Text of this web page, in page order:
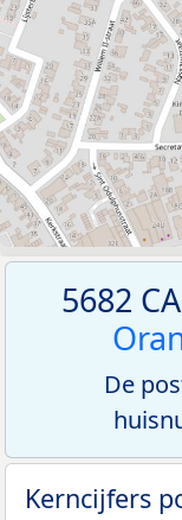
5682
De
Kerncijfers